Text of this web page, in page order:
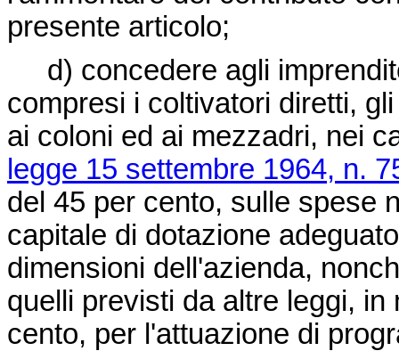
presente articolo;
d) concedere agli
compresi i coltivatori diretti,
ai coloni ed ai mezzadri, nei
legge 15 settembre 1964, n.
del 45 per cento, sulle spese
capitale di dotazione
dimensioni dell'azienda,
quelli previsti da altre leggi,
cento, per l'attuazione di